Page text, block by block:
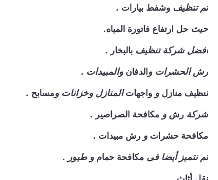
ثم تنظيف وشفط بيارات .
حيث حل ارتفاع فاتورة المياه.
افضل شركة تنظيف بالبخار .
رش الحشرات والدفان والمبيدات .
تنظيف منازل و واجهاتالمنازل وخزانات ومسابح .
شركة رش و مكافحة الصراصير .
مكافحة حشرات و رش مبيدات .
ثم نتميز أيضا فى مكافحة حمام و طيور .